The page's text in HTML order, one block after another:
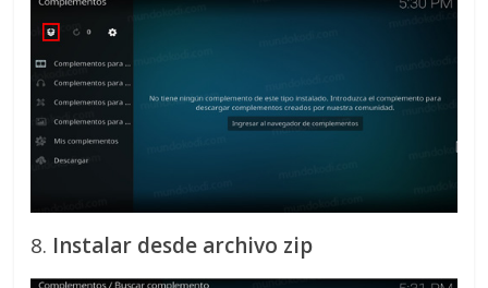
8. Instalar desde archivo zip